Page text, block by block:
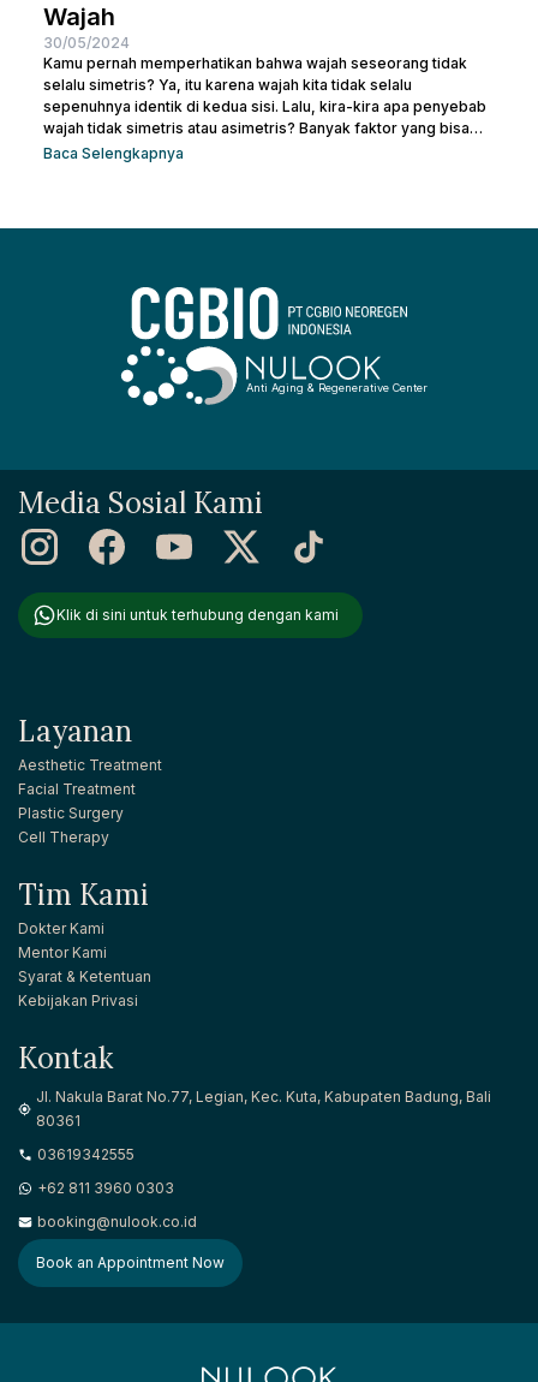
Wajah
30/05/2024
Kamu pernah memperhatikan bahwa wajah seseorang tidak
selalu simetris? Ya, itu karena wajah kita tidak selalu
sepenuhnya identik di kedua sisi. Lalu, kira-kira apa penyebab
wajah tidak simetris atau asimetris? Banyak faktor yang bisa
memengaruhi simetri wajah, mulai dari genetika, gaya hidup,
Baca Selengkapnya
Anti Aging & Regenerative Center
Media Sosial Kami
Klik di sini untuk terhubung dengan kami
Layanan
Aesthetic Treatment
Facial Treatment
Plastic Surgery
Cell Therapy
Tim Kami
Dokter Kami
Mentor Kami
Syarat & Ketentuan
Kebijakan Privasi
Kontak
Jl. Nakula Barat No.77, Legian, Kec. Kuta, Kabupaten Badung, Bali
80361
03619342555
+62 811 3960 0303
booking@nulook.co.id
Book an Appointment Now